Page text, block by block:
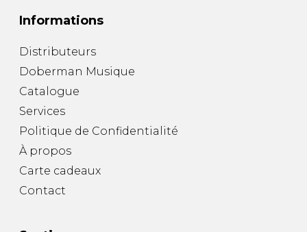
Informations
Distributeurs
Doberman Musique
Catalogue
Services
Politique de Confidentialité
À propos
Carte cadeaux
Contact